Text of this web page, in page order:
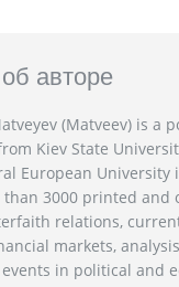
об авторе
(Matveev) is a
Kiev State
European
than 3000 printed
relations,
markets,
in political and